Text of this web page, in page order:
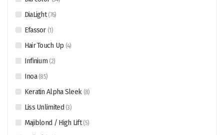
DiaLight(76)
Efassor (1 )
Hair Touch Up (4)
Infinium (2)
Inoa (85)
Keratin Alpha Sleek (8)
Liss Unlimited (3)
Majiblond / High Lift(5)